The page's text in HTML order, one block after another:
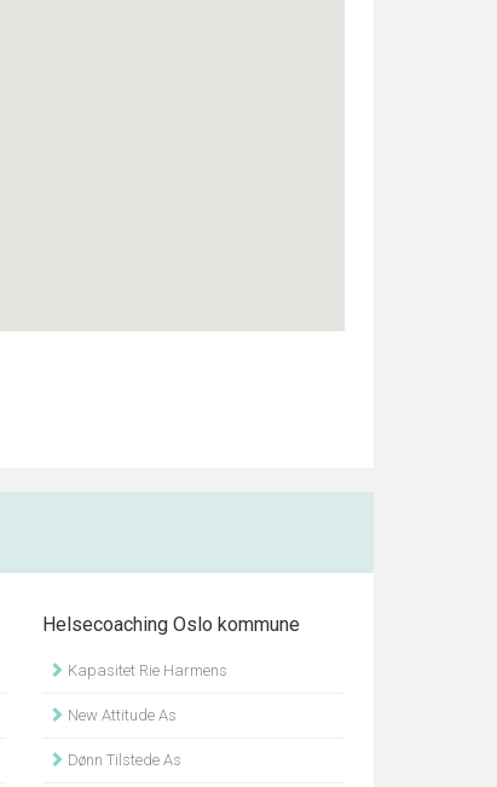
Helsecoaching Oslo kommune
Kapasitet Rie Harmens
New Attitude As
Dønn Tilstede As